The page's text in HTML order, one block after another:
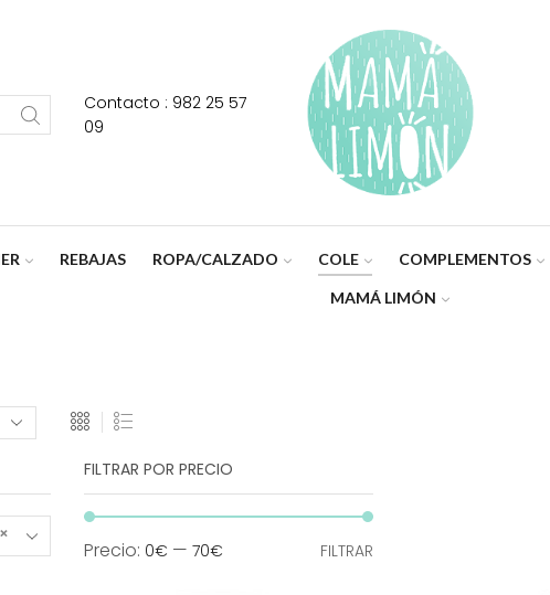
Contacto : 982 25 57
09
REBAJAS ROPA/CALZADO COLE COMPLEMENTOS
MAMÁ LIMÓN
×
FILTRAR POR PRECIO
Precio
Precio
FILTRAR
Precio: 0€ — 70€